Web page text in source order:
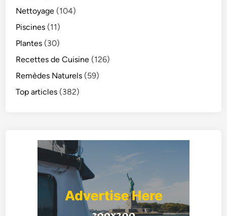
Nettoyage (104)
Piscines (11)
Plantes (30)
Recettes de Cuisine (126)
Remèdes Naturels (59)
Top articles (382)